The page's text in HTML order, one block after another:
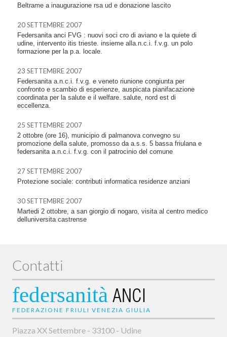
Beltrame a inaugurazione rsa ud e donazione lascito
20 SETTEMBRE 2007
Federsanita anci FVG : nuovi soci cro di aviano e la quiete di
udine, intervento itis trieste. insieme alla.n.c.i. f.v.g. un polo
formazione per la p.a. locale.
23 SETTEMBRE 2007
Federsanita a.n.c.i. f.v.g. e veneto riunione congiunta per
confronto e scambio di esperienze, auspicata pianifacazione
coordinata per la salute e il welfare. salute, nord est di
eccellenza.
25 SETTEMBRE 2007
2 ottobre (ore 16), municipio di palmanova convegno su
promozione della salute, promosso da a.s.s. 5 bassa friulana e
federsanita a.n.c.i. f.v.g. con il patrocinio del comune
27 SETTEMBRE 2007
Protezione sociale: contributi informatica residenze anziani
30 SETTEMBRE 2007
Martedi 2 ottobre, a san giorgio di nogaro, visita al centro medico
delluniversita castrense
Contatti
federsanità ANCI
FEDERAZIONE FRIULI VENEZIA GIULIA
Piazza XX Settembre - 33100 - Udine